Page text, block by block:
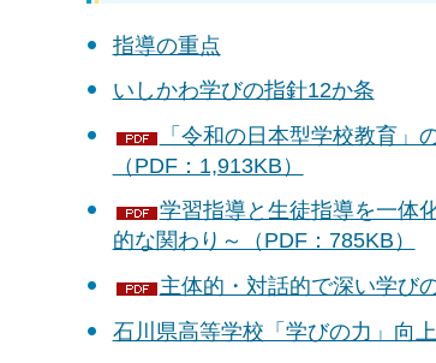
指導の重点
いしかわ学びの指針12か条
「令和の日本型学校教育
（PDF：1,913KB）
学習指導と生徒指導を一体
的な関わり～（PDF：785KB）
主体的・対話的で深い学び
石川県高等学校「学びの力」向